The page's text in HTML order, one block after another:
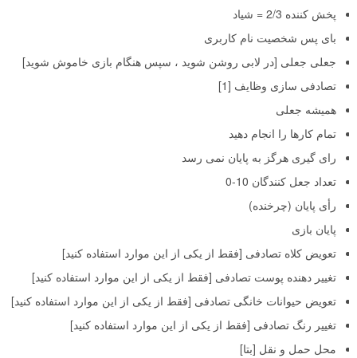
پخش کننده 2/3 = شیاد
بای پس شخصیت نام کاربری
جعلی جعلی [در لابی روشن شوید ، سپس هنگام بازی خاموش شوید]
تصادفی سازی وظایف [1]
همیشه جعلی
تمام کارها را انجام دهید
رای گیری هرگز به پایان نمی رسد
تعداد جعل کنندگان 10-0
رأی پایان (چرخنده)
پایان بازی
تعویض کلاه تصادفی [فقط از یکی از این موارد استفاده کنید]
تغییر دهنده پوست تصادفی [فقط از یکی از این موارد استفاده کنید]
تعویض حیوانات خانگی تصادفی [فقط از یکی از این موارد استفاده کنید]
تغییر رنگ تصادفی [فقط از یکی از این موارد استفاده کنید]
محل حمل و نقل [بتا]